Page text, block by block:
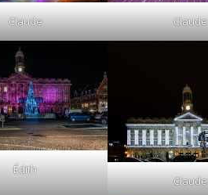
Claude Claude
Édith
Claude